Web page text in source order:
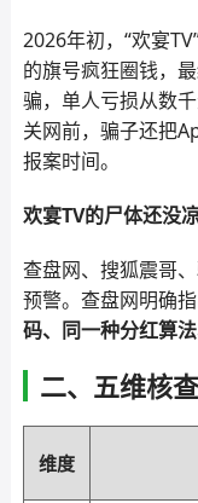
2026年初，“欢宴
的旗号疯狂圈钱，
骗，单人亏损从数
关网前，骗子还把
报案时间。
欢宴TV的尸体还没
查盘网、搜狐震哥
预警。查盘网明确指
码、同一种分红算
二、五维核
维度